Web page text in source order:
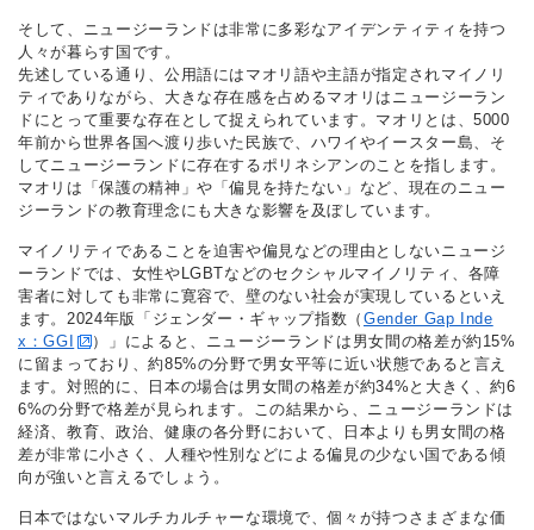
そして、ニュージーランドは非常に多彩なアイデンティティを持つ
人々が暮らす国です。
先述している通り、公用語にはマオリ語や主語が指定されマイノリ
ティでありながら、大きな存在感を占めるマオリはニュージーラン
ドにとって重要な存在として捉えられています。マオリとは、5000
年前から世界各国へ渡り歩いた民族で、ハワイやイースター島、そ
してニュージーランドに存在するポリネシアンのことを指します。
マオリは「保護の精神」や「偏見を持たない」など、現在のニュー
ジーランドの教育理念にも大きな影響を及ぼしています。
マイノリティであることを迫害や偏見などの理由としないニュージ
ーランドでは、女性やLGBTなどのセクシャルマイノリティ、各障
害者に対しても非常に寛容で、壁のない社会が実現しているといえ
ます。2024年版「ジェンダー・ギャップ指数（ Gender Gap Inde
x：GGI
）」によると、ニュージーランドは男女間の格差が約15%
に留まっており、約85%の分野で男女平等に近い状態であると言え
ます。対照的に、日本の場合は男女間の格差が約34%と大きく、約6
6%の分野で格差が見られます。この結果から、ニュージーランドは
経済、教育、政治、健康の各分野において、日本よりも男女間の格
差が非常に小さく、人種や性別などによる偏見の少ない国である傾
向が強いと言えるでしょう。
日本ではないマルチカルチャーな環境で、個々が持つさまざまな価